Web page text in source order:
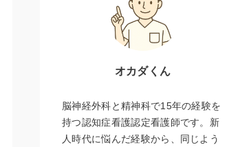
オカダくん
脳神経外科と精神科で15年の経験を
持つ認知症看護認定看護師です。新
人時代に悩んだ経験から、同じよう